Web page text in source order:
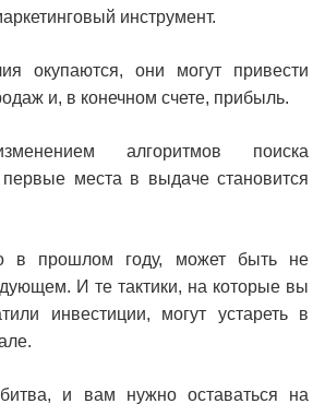
инструмент.
окупаются, они могут привести
и, в конечном счете, прибыль.
алгоритмов поиска
места в выдаче становится
в прошлом году, может быть не
И те тактики, на которые вы
инвестиции, могут устареть в
и вам нужно оставаться на